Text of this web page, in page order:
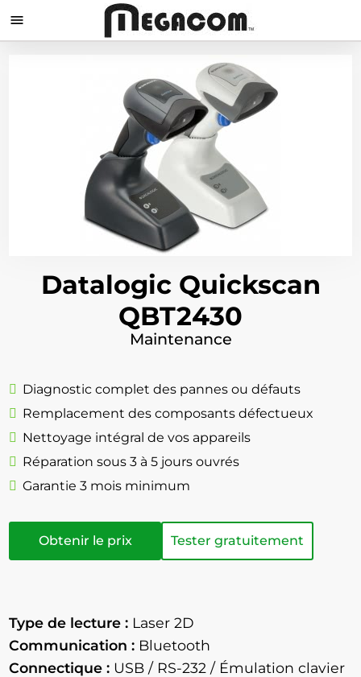

Datalogic Quickscan
QBT2430
Maintenance
Diagnostic complet des pannes ou défauts
Remplacement des composants défectueux
Nettoyage intégral de vos appareils
Réparation sous 3 à 5 jours ouvrés
Garantie 3 mois minimum
Obtenir le prix Tester gratuitement
Type de lecture : Laser 2D
Communication : Bluetooth
Connectique : USB / RS-232 / Émulation clavier